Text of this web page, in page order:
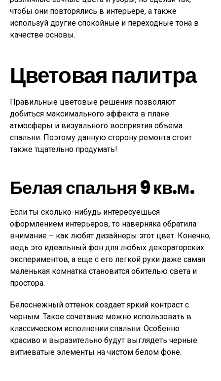
чтобы они повторялись в интерьере, а также
используй другие спокойные и переходные тона в
качестве основы.
Цветовая палитра
Правильные цветовые решения позволяют
добиться максимального эффекта в плане
атмосферы и визуального восприятия объема
спальни. Поэтому данную сторону ремонта стоит
также тщательно продумать!
Белая спальня 9 кв.м.
Если ты сколько-нибудь интересуешься
оформлением интерьеров, то наверняка обратила
внимание – как любят дизайнеры этот цвет. Конечно,
ведь это идеальный фон для любых декораторских
экспериментов, а еще с его легкой руки даже самая
маленькая комнатка становится обителью света и
простора.
Белоснежный оттенок создает яркий контраст с
черным. Такое сочетание можно использовать в
классическом исполнении спальни. Особенно
красиво и выразительно будут выглядеть черные
витиеватые элементы на чистом белом фоне.